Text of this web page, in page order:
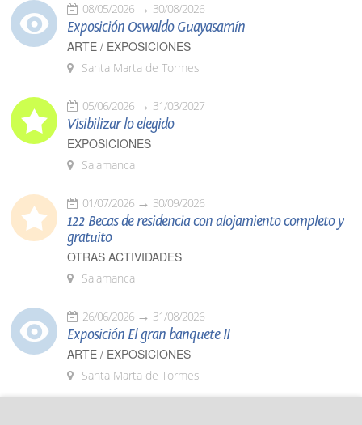
08/05/2026 30/08/2026
Exposición Oswaldo Guayasamín
ARTE / EXPOSICIONES
Santa Marta de Tormes
05/06/2026 31/03/2027
Visibilizar lo elegido
EXPOSICIONES
Salamanca
01/07/2026 30/09/2026
122 Becas de residencia con alojamiento completo y
gratuito
OTRAS ACTIVIDADES
Salamanca
26/06/2026 31/08/2026
Exposición El gran banquete II
ARTE / EXPOSICIONES
Santa Marta de Tormes